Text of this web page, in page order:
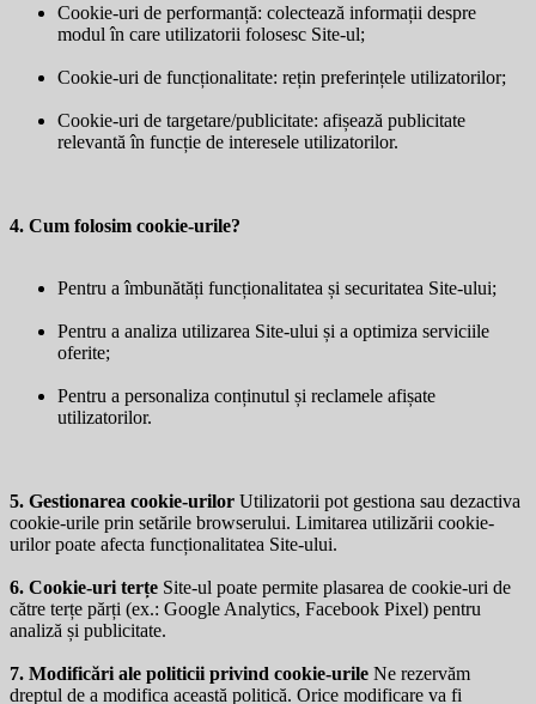
Cookie-uri de performanță: colectează informații despre
modul în care utilizatorii folosesc Site-ul;
Cookie-uri de funcționalitate: rețin preferințele utilizatorilor;
Cookie-uri de targetare/publicitate: afișează publicitate
relevantă în funcție de interesele utilizatorilor.
4. Cum folosim cookie-urile?
Pentru a îmbunătăți funcționalitatea și securitatea Site-ului;
Pentru a analiza utilizarea Site-ului și a optimiza serviciile
oferite;
Pentru a personaliza conținutul și reclamele afișate
utilizatorilor.
5. Gestionarea cookie-urilor Utilizatorii pot gestiona sau dezactiva
cookie-urile prin setările browserului. Limitarea utilizării cookie-
urilor poate afecta funcționalitatea Site-ului.
6. Cookie-uri terțe Site-ul poate permite plasarea de cookie-uri de
către terțe părți (ex.: Google Analytics, Facebook Pixel) pentru
analiză și publicitate.
7. Modificări ale politicii privind cookie-urile Ne rezervăm
dreptul de a modifica această politică. Orice modificare va fi